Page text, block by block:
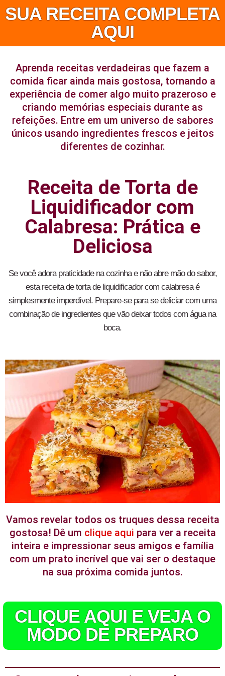
SUA RECEITA COMPLETA
AQUI
Aprenda receitas verdadeiras que fazem a
comida ficar ainda mais gostosa, tornando a
experiência de comer algo muito prazeroso e
criando memórias especiais durante as
refeições. Entre em um universo de sabores
únicos usando ingredientes frescos e jeitos
diferentes de cozinhar.
Receita de Torta de
Liquidificador com
Calabresa: Prática e
Deliciosa
Se você adora praticidade na cozinha e não abre mão do sabor,
esta receita de torta de liquidificador com calabresa é
simplesmente imperdível. Prepare-se para se deliciar com uma
combinação de ingredientes que vão deixar todos com água na
boca.
Vamos revelar todos os truques dessa receita
gostosa! Dê um clique aqui para ver a receita
inteira e impressionar seus amigos e família
com um prato incrível que vai ser o destaque
na sua próxima comida juntos.
CLIQUE AQUI E VEJA O
MODO DE PREPARO